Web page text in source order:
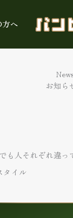
へ
お知ら
も人それぞれ違っ
タイル